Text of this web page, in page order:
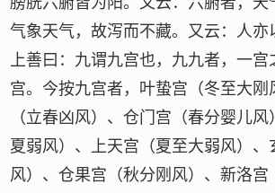
气象天气，故泻而不藏。又云：人亦
上善曰：九谓九宫也，九九者，一
宫。今按九宫者，叶蛰宫（冬至大刚
（立春凶风）、仓门宫（春分婴儿
夏弱风）、上天宫（夏至大弱风）、
风）、仓果宫（秋分刚风）、新洛宫